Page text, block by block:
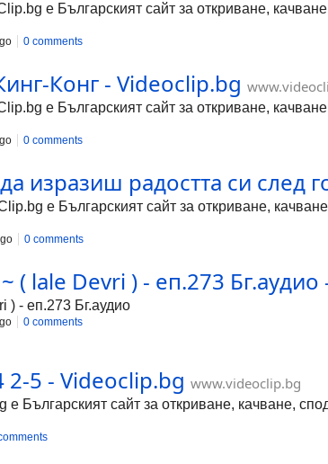
е Българският сайт за откриване,
0 comments
Конг - Videoclip.bg
е Българският сайт за откриване,
0 comments
изразиш радостта си след
е Българският сайт за откриване,
0 comments
( lale Devri ) - еп.273
) - еп.273 Бг.аудио
0 comments
2-5 - Videoclip.bg www.videoclip.bg
Българският сайт за откриване, качване,